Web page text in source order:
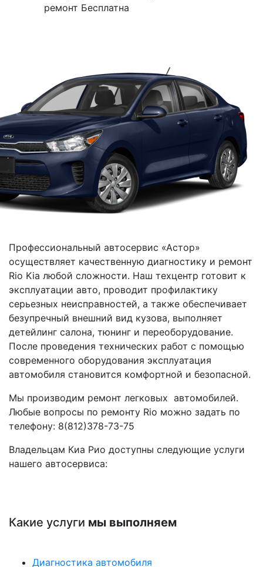
ремонт Бесплатна
Профессиональный автосервис «Астор»
осуществляет качественную диагностику и ремонт
Rio Kia любой сложности. Наш техцентр готовит к
эксплуатации авто, проводит профилактику
серьезных неисправностей, а также обеспечивает
безупречный внешний вид кузова, выполняет
детейлинг салона, тюнинг и переоборудование.
После проведения технических работ с помощью
современного оборудования эксплуатация
автомобиля становится комфортной и безопасной.
Мы производим ремонт легковых автомобилей.
Любые вопросы по ремонту Rio можно задать по
телефону: 8(812)378-73-75
Владельцам Киа Рио доступны следующие услуги
нашего автосервиса:
Какие услуги мы выполняем
Диагностика автомобиля